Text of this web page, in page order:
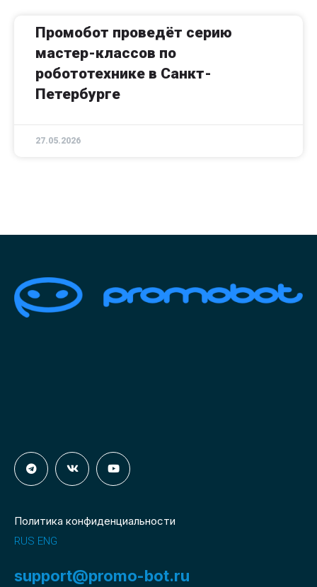
Промобот проведёт серию
мастер-классов по
робототехнике в Санкт-
Петербурге
27.05.2026
Политика конфиденциальности
RUS ENG
support@promo-bot.ru